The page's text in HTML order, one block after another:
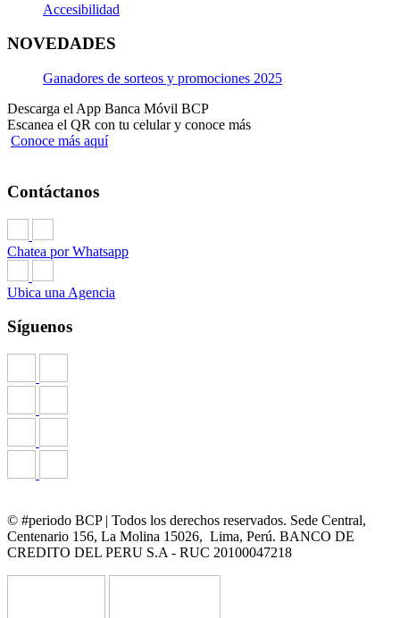
Accesibilidad
NOVEDADES
Ganadores de sorteos y promociones 2025
Descarga el App Banca Móvil BCP
Escanea el QR con tu celular y conoce más
Conoce más aquí
Contáctanos
Chatea por Whatsapp
Ubica una Agencia
Síguenos
© #periodo BCP | Todos los derechos reservados. Sede Central,
Centenario 156, La Molina 15026, Lima, Perú. BANCO DE
CREDITO DEL PERU S.A - RUC 20100047218